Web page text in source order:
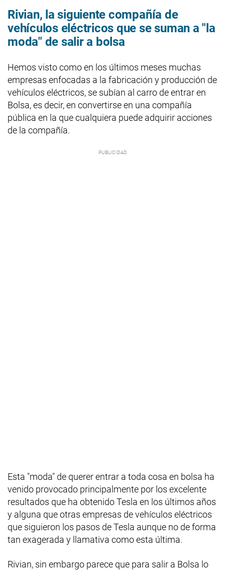
Rivian, la siguiente compañía de
vehículos eléctricos que se suman a "la
moda" de salir a bolsa
Hemos visto como en los últimos meses muchas
empresas enfocadas a la fabricación y producción de
vehículos eléctricos, se subían al carro de entrar en
Bolsa, es decir, en convertirse en una compañía
pública en la que cualquiera puede adquirir acciones
de la compañía.
Esta "moda" de querer entrar a toda cosa en bolsa ha
venido provocado principalmente por los excelente
resultados que ha obtenido Tesla en los últimos años
y alguna que otras empresas de vehículos eléctricos
que siguieron los pasos de Tesla aunque no de forma
tan exagerada y llamativa como esta última.
Rivian, sin embargo parece que para salir a Bolsa lo